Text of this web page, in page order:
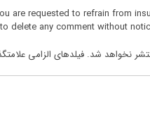
are requested to refrain from
delete any comment without
نخواهد شد. فیلدهای الزامی